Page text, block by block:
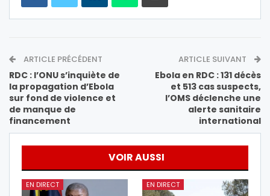
ARTICLE PRÉCÉDENT
RDC : l’ONU s’inquiète de
la propagation d’Ebola
sur fond de violence et
de manque de
financement
ARTICLE SUIVANT
Ebola en RDC : 131 décès
et 513 cas suspects,
l’OMS déclenche une
alerte sanitaire
international
VOIR AUSSI
EN DIRECT EN DIRECT